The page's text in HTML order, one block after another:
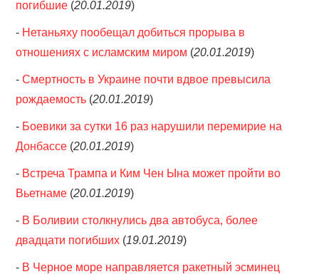
погибшие (20.01.2019)
- Нетаньяху пообещал добиться прорыва в
отношениях с исламским миром (20.01.2019)
-Смертность в Украине почти вдвое превысила
рождаемость (20.01.2019)
- Боевики за сутки 16 раз нарушили перемирие на
Донбассе (20.01.2019)
- Встреча Трампа и Ким Чен Ына может пройти во
Вьетнаме (20.01.2019)
- В Боливии столкнулись два автобуса, более
двадцати погибших (19.01.2019)
- В Черное море направляется ракетный эсминец